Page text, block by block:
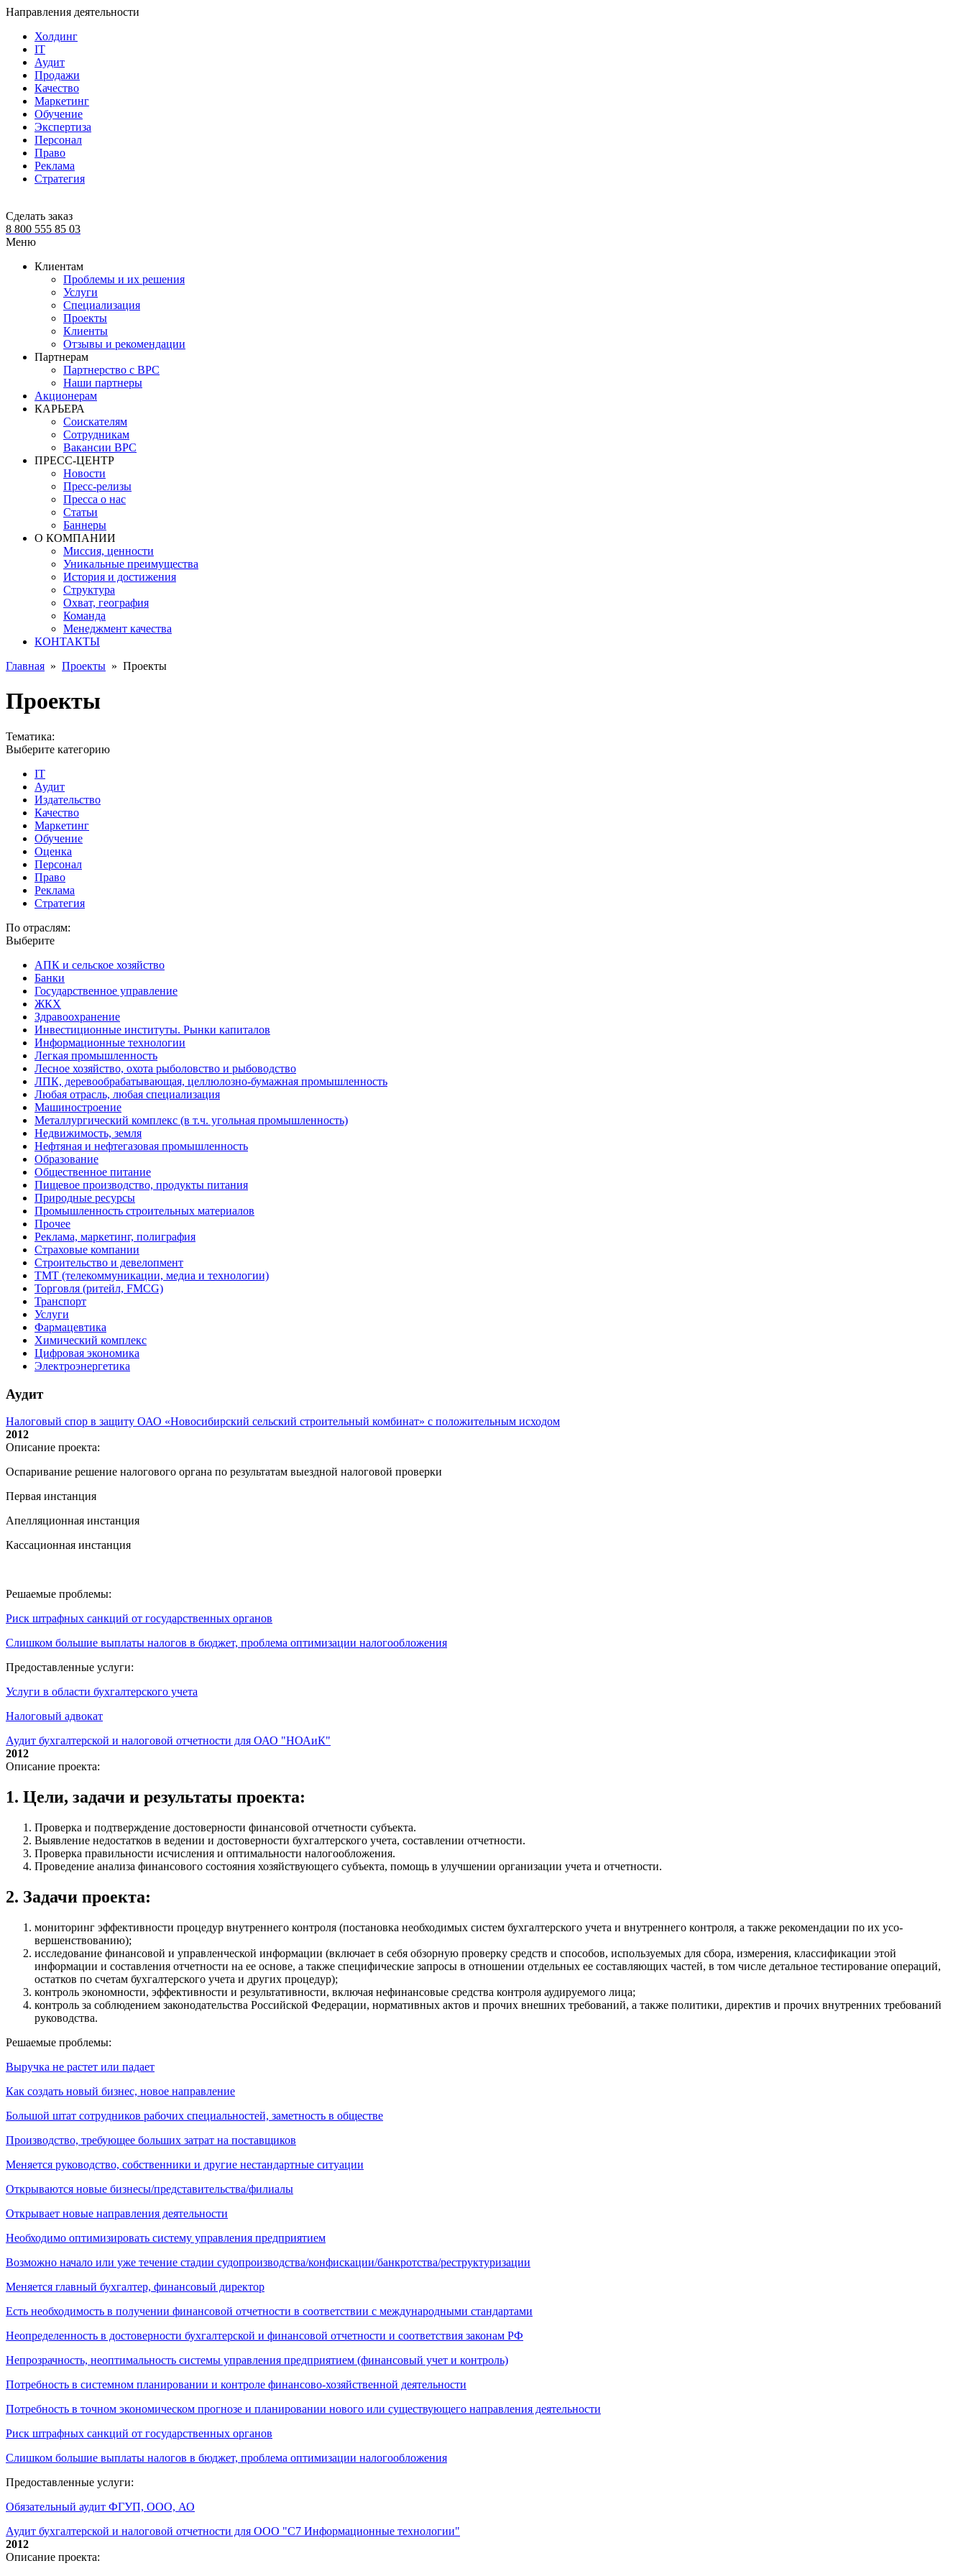
Направления деятельности
Холдинг
IT
Аудит
Продажи
Качество
Маркетинг
Обучение
Экспертиза
Персонал
Право
Реклама
Стратегия
Сделать заказ
8 800 555 85 03
Меню
Клиентам
Проблемы и их решения
Услуги
Специализация
Проекты
Клиенты
Отзывы и рекомендации
Партнерам
Партнерство с BPC
Наши партнеры
Акционерам
КАРЬЕРА
Соискателям
Сотрудникам
Вакансии BPC
ПРЕСС-ЦЕНТР
Новости
Пресс-релизы
Пресса о нас
Статьи
Баннеры
О КОМПАНИИ
Миссия, ценности
Уникальные преимущества
История и достижения
Структура
Охват, география
Команда
Менеджмент качества
КОНТАКТЫ
Главная » Проекты » Проекты
Проекты
Тематика:
Выберите категорию
IT
Аудит
Издательство
Качество
Маркетинг
Обучение
Оценка
Персонал
Право
Реклама
Стратегия
По отраслям:
Выберите
АПК и сельское хозяйство
Банки
Государственное управление
ЖКХ
Здравоохранение
Инвестиционные институты. Рынки капиталов
Информационные технологии
Легкая промышленность
Лесное хозяйство, охота рыболовство и рыбоводство
ЛПК, деревообрабатывающая, целлюлозно-бумажная промышленность
Любая отрасль, любая специализация
Машиностроение
Металлургический комплекс (в т.ч. угольная промышленность)
Недвижимость, земля
Нефтяная и нефтегазовая промышленность
Образование
Общественное питание
Пищевое производство, продукты питания
Природные ресурсы
Промышленность строительных материалов
Прочее
Реклама, маркетинг, полиграфия
Страховые компании
Строительство и девелопмент
ТМТ (телекоммуникации, медиа и технологии)
Торговля (ритейл, FMCG)
Транспорт
Услуги
Фармацевтика
Химический комплекс
Цифровая экономика
Электроэнергетика
Аудит
Налоговый спор в защиту ОАО «Новосибирский сельский строительный комбинат» с положительным исходом
2012
Описание проекта:
Оспаривание решение налогового органа по результатам выездной налоговой проверки
Первая инстанция
Апелляционная инстанция
Кассационная инстанция
Решаемые проблемы:
Риск штрафных санкций от государственных органов
Слишком большие выплаты налогов в бюджет, проблема оптимизации налогообложения
Предоставленные услуги:
Услуги в области бухгалтерского учета
Налоговый адвокат
Аудит бухгалтерской и налоговой отчетности для ОАО "НОАиК"
2012
Описание проекта:
1. Цели, задачи и результаты проекта:
Проверка и подтверждение достоверности финансовой отчетности субъекта.
Выявление недостатков в ведении и достоверности бухгалтерского учета, составлении отчетности.
Проверка правильности исчисления и оптимальности налогообложения.
Проведение анализа финансового состояния хозяйствующего субъекта, помощь в улучшении организации учета и отчетности.
2. Задачи проекта:
мониторинг эффективности процедур внутреннего контроля (постановка необходимых систем бухгалтерского учета и внутреннего контроля, а также рекомендации по их усо-
вершенствованию);
исследование финансовой и управленческой информации (включает в себя обзорную проверку средств и способов, используемых для сбора, измерения, классификации этой
информации и составления отчетности на ее основе, а также специфические запросы в отношении отдельных ее составляющих частей, в том числе детальное тестирование операций,
остатков по счетам бухгалтерского учета и других процедур);
контроль экономности, эффективности и результативности, включая нефинансовые средства контроля аудируемого лица;
контроль за соблюдением законодательства Российской Федерации, нормативных актов и прочих внешних требований, а также политики, директив и прочих внутренних требований
руководства.
Решаемые проблемы:
Выручка не растет или падает
Как создать новый бизнес, новое направление
Большой штат сотрудников рабочих специальностей, заметность в обществе
Производство, требующее больших затрат на поставщиков
Меняется руководство, собственники и другие нестандартные ситуации
Открываются новые бизнесы/представительства/филиалы
Открывает новые направления деятельности
Необходимо оптимизировать систему управления предприятием
Возможно начало или уже течение стадии судопроизводства/конфискации/банкротства/реструктуризации
Меняется главный бухгалтер, финансовый директор
Есть необходимость в получении финансовой отчетности в соответствии с международными стандартами
Неопределенность в достоверности бухгалтерской и финансовой отчетности и соответствия законам РФ
Непрозрачность, неоптимальность системы управления предприятием (финансовый учет и контроль)
Потребность в системном планировании и контроле финансово-хозяйственной деятельности
Потребность в точном экономическом прогнозе и планировании нового или существующего направления деятельности
Риск штрафных санкций от государственных органов
Слишком большие выплаты налогов в бюджет, проблема оптимизации налогообложения
Предоставленные услуги:
Обязательный аудит ФГУП, ООО, АО
Аудит бухгалтерской и налоговой отчетности для ООО "С7 Информационные технологии"
2012
Описание проекта: